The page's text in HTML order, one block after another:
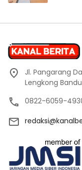
Jl. Pangarang
Lengkong
0822-6059-